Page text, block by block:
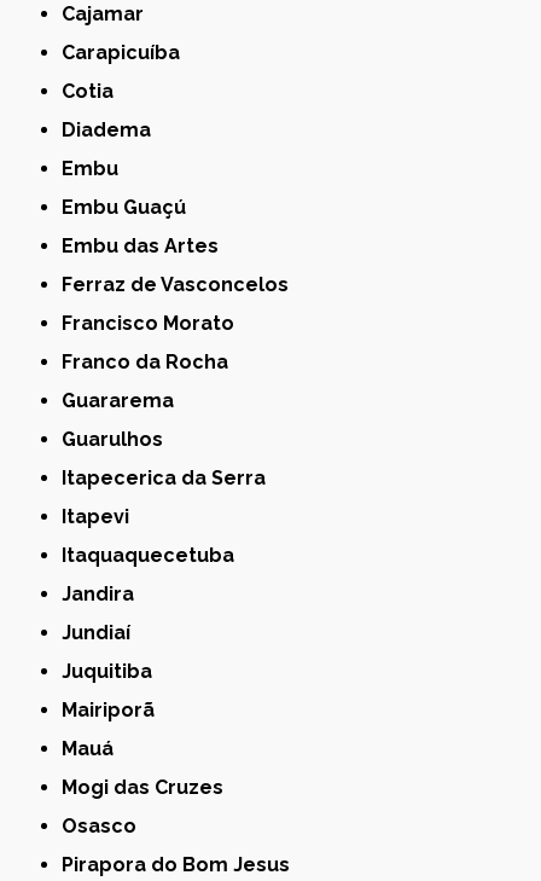
Cajamar
Carapicuíba
Cotia
Diadema
Embu
Embu Guaçú
Embu das Artes
Ferraz de Vasconcelos
Francisco Morato
Franco da Rocha
Guararema
Guarulhos
Itapecerica da Serra
Itapevi
Itaquaquecetuba
Jandira
Jundiaí
Juquitiba
Mairiporã
Mauá
Mogi das Cruzes
Osasco
Pirapora do Bom Jesus